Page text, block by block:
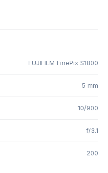
FUJIFILM FinePix S1800
5 mm
10/900
f/3.1
200